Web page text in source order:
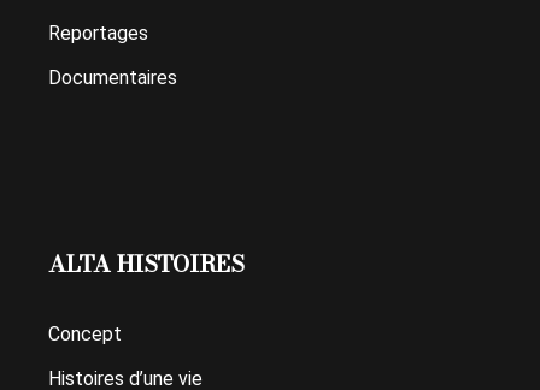
Reportages
Documentaires
ALTA HISTOIRES
Concept
Histoires d’une vie